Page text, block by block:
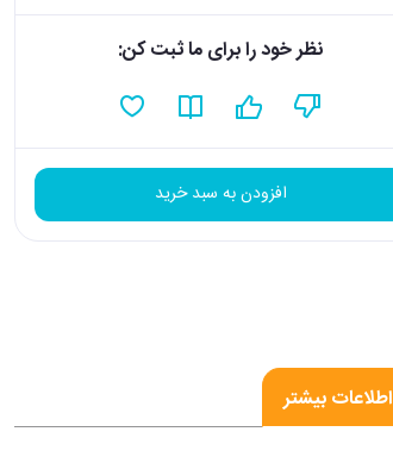
نظر خود را برای ما ثبت کن:
افزودن به سبد خرید
اطلاعات بیشتر